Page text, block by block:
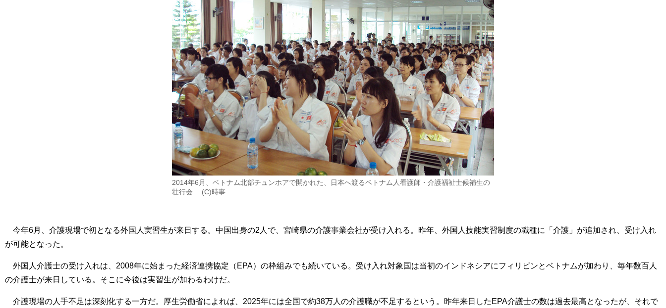
2014年6月、ベトナム北部チュンホアで開かれた、日本へ渡るベトナム人看護師・介護福祉士候補生の
壮行会 (C)時事
今年6月、介護現場で初となる外国人実習生が来日する。中国出身の2人で、宮崎県の介護事業会社が受け入れる。昨年、外国人技能実習制度の職種に「介護」が追加され、受け入れ
が可能となった。
外国人介護士の受け入れは、2008年に始まった経済連携協定（EPA）の枠組みでも続いている。受け入れ対象国は当初のインドネシアにフィリピンとベトナムが加わり、毎年数百人
の介護士が来日している。そこに今後は実習生が加わるわけだ。
介護現場の人手不足は深刻化する一方だ。厚生労働省によれば、2025年には全国で約38万人の介護職が不足するという。昨年来日したEPA介護士の数は過去最高となったが、それで